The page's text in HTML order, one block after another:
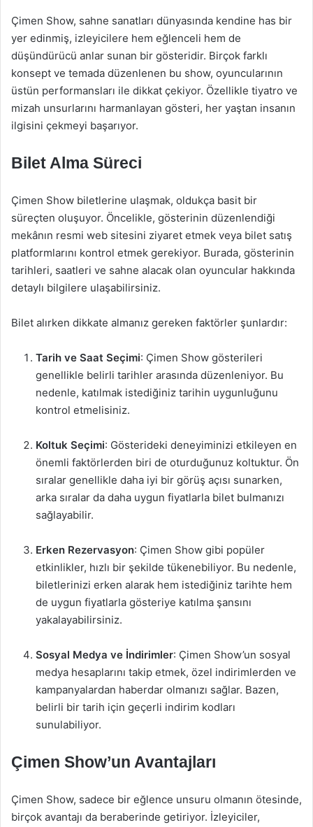
Çimen Show, sahne sanatları dünyasında kendine has bir
yer edinmiş, izleyicilere hem eğlenceli hem de
düşündürücü anlar sunan bir gösteridir. Birçok farklı
konsept ve temada düzenlenen bu show, oyuncularının
üstün performansları ile dikkat çekiyor. Özellikle tiyatro ve
mizah unsurlarını harmanlayan gösteri, her yaştan insanın
ilgisini çekmeyi başarıyor.
Bilet Alma Süreci
Çimen Show biletlerine ulaşmak, oldukça basit bir
süreçten oluşuyor. Öncelikle, gösterinin düzenlendiği
mekânın resmi web sitesini ziyaret etmek veya bilet satış
platformlarını kontrol etmek gerekiyor. Burada, gösterinin
tarihleri, saatleri ve sahne alacak olan oyuncular hakkında
detaylı bilgilere ulaşabilirsiniz.
Bilet alırken dikkate almanız gereken faktörler şunlardır:
Tarih ve Saat Seçimi: Çimen Show gösterileri
genellikle belirli tarihler arasında düzenleniyor. Bu
nedenle, katılmak istediğiniz tarihin uygunluğunu
kontrol etmelisiniz.
Koltuk Seçimi: Gösterideki deneyiminizi etkileyen en
önemli faktörlerden biri de oturduğunuz koltuktur. Ön
sıralar genellikle daha iyi bir görüş açısı sunarken,
arka sıralar da daha uygun fiyatlarla bilet bulmanızı
sağlayabilir.
Erken Rezervasyon: Çimen Show gibi popüler
etkinlikler, hızlı bir şekilde tükenebiliyor. Bu nedenle,
biletlerinizi erken alarak hem istediğiniz tarihte hem
de uygun fiyatlarla gösteriye katılma şansını
yakalayabilirsiniz.
Sosyal Medya ve İndirimler: Çimen Show’un sosyal
medya hesaplarını takip etmek, özel indirimlerden ve
kampanyalardan haberdar olmanızı sağlar. Bazen,
belirli bir tarih için geçerli indirim kodları
sunulabiliyor.
Çimen Show’un Avantajları
Çimen Show, sadece bir eğlence unsuru olmanın ötesinde,
birçok avantajı da beraberinde getiriyor. İzleyiciler,